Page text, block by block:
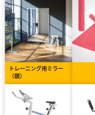
トレーニング用ミラー
（鏡）